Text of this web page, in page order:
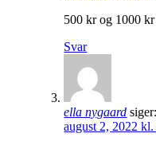
500 kr og 1000
Svar
ella nygaard siger:
august 2, 2022